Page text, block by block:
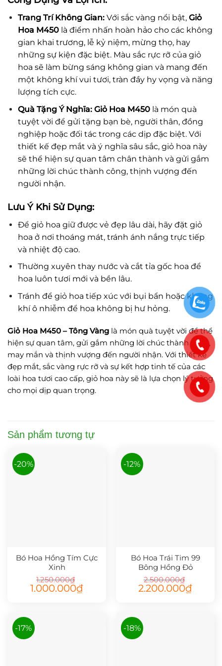
Trang Trí Không Gian:Với sắc vàng nổi bật, Giỏ
Hoa M450là điểm nhấn hoàn hảo cho các không
gian khai trương, lễ kỷ niệm, mừng thọ, hay
những sự kiện đặc biệt. Màu sắc rực rỡ của giỏ
hoa sẽ làm bừng sáng không gian và mang đến
một không khí vui tươi, tràn đầy hy vọng và năng
lượng tích cực.
Quà Tặng Ý Nghĩa: Giỏ Hoa M450là món quà
tuyệt vời để gửi tặng bạn bè, người thân, đồng
nghiệp hoặc đối tác trong các dịp đặc biệt. Với
thiết kế đẹp mắt và ý nghĩa sâu sắc, giỏ hoa này
sẽ thể hiện sự quan tâm chân thành và gửi gắm
những lời chúc thành công, thịnh vượng đến
người nhận.
Lưu Ý Khi Sử Dụng:
Để giỏ hoa giữ được vẻ đẹp lâu dài, hãy đặt giỏ
hoa ở nơi thoáng mát, tránh ánh nắng trực tiếp
và nhiệt độ cao.
Thường xuyên thay nước và cắt tỉa gốc hoa để
hoa luôn tươi mới và bền lâu.
Tránh để giỏ hoa tiếp xúc với bụi bẩn hoặc không
khí ô nhiễm để hoa không bị hư hỏng.
Giỏ Hoa M450 – Tông Vàng là món quà tuyệt vời để thể
hiện sự quan tâm, gửi gắm những lời chúc thành công,
may mắn và thịnh vượng đến người nhận. Với thiết kế
đẹp mắt, sắc vàng rực rỡ và sự kết hợp tinh tế của các
loài hoa tươi cao cấp, giỏ hoa này sẽ là lựa chọn lý tưởng
cho mọi dịp quan trọng.
Sản phẩm tương tự
-20%
Bó Hoa Hồng Tím Cực
Xinh
1.250.000₫
Giá
gốc
1.000.000₫Giá
-12%
Bó Hoa Trái Tim 99
Bông Hồng Đỏ
2.500.000₫
Giá
gốc
2.200.000₫Giá
-17% -18%